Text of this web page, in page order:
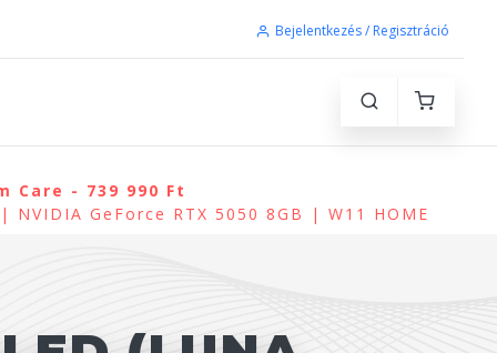
Bejelentkezés / Regisztráció
Care - 739 990 Ft
GeForce RTX 5050 8GB | W11 HOME